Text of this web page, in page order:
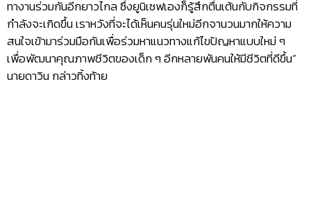
ทางานร่วมกันอีกยาวไกล ซึ่งยูนิเซฟเองก็รู้สึกตื่นเต้นกับกิจกรรมที่
กำลังจะเกิดขึ้น เราหวังที่จะได้เห็นคนรุ่นใหม่อีกจานวนมากให้ความ
สนใจเข้ามาร่วมมือกันเพื่อร่วมหาแนวทางแก้ไขปัญหาแบบใหม่ ๆ
เพื่อพัฒนาคุณภาพชีวิตของเด็ก ๆ อีกหลายพันคนให้มีชีวิตที่ดีขึ้น”
นายดาวิน กล่าวทิ้งท้าย